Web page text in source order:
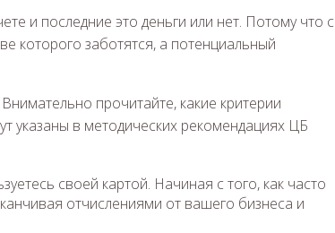
и последние это деньги или нет. Потому что с
которого заботятся, а потенциальный
прочитайте, какие критерии
указаны в методических рекомендациях ЦБ
своей картой. Начиная с того, как часто
отчислениями от вашего бизнеса и